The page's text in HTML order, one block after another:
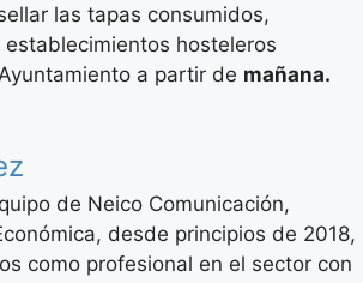
las tapas consumidos,
hosteleros
a partir de mañana.
de Neico Comunicación,
desde principios de 2018,
como profesional en el sector con